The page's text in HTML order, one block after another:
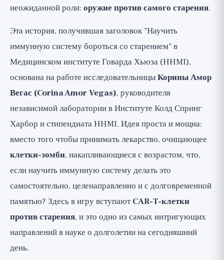
2025
доказательство осуществимости, Nature
2020
А как насчет других иммунных
подходов против клеток-зомби?
Должны ли мы волноваться или
ждать?
Что же можно вынести из этого
исследования?
Широкая перспектива
неожиданной роли: оружие против самого старения.
Эта история, получившая заголовок "Научить
иммунную систему бороться со старением" в
Медицинском институте Говарда Хьюза (HHMI),
основана на работе исследовательницыКорины Амор
Вегас (Corina Amor Vegas), руководителя
независимой лаборатории в Институте Колд Спринг
Харбор и стипендиата HHMI. Идея проста и мощна:
вместо того чтобы принимать лекарство, очищающее
клетки-зомби, накапливающиеся с возрастом, что,
если научить иммунную систему делать это
самостоятельно, целенаправленно и с долговременной
памятью? Здесь в игру вступаютCAR-T-клетки
против старения, и это одно из самых интригующих
направлений в науке о долголетии на сегодняшний
день.